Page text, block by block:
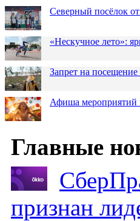
Северный посёлок
«Нескучное лето»:
Запрет на
Афиша мероприятий
Главные
признан